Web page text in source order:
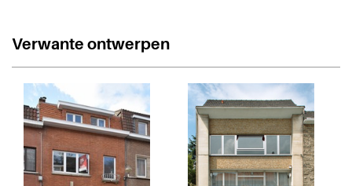
Verwante ontwerpen